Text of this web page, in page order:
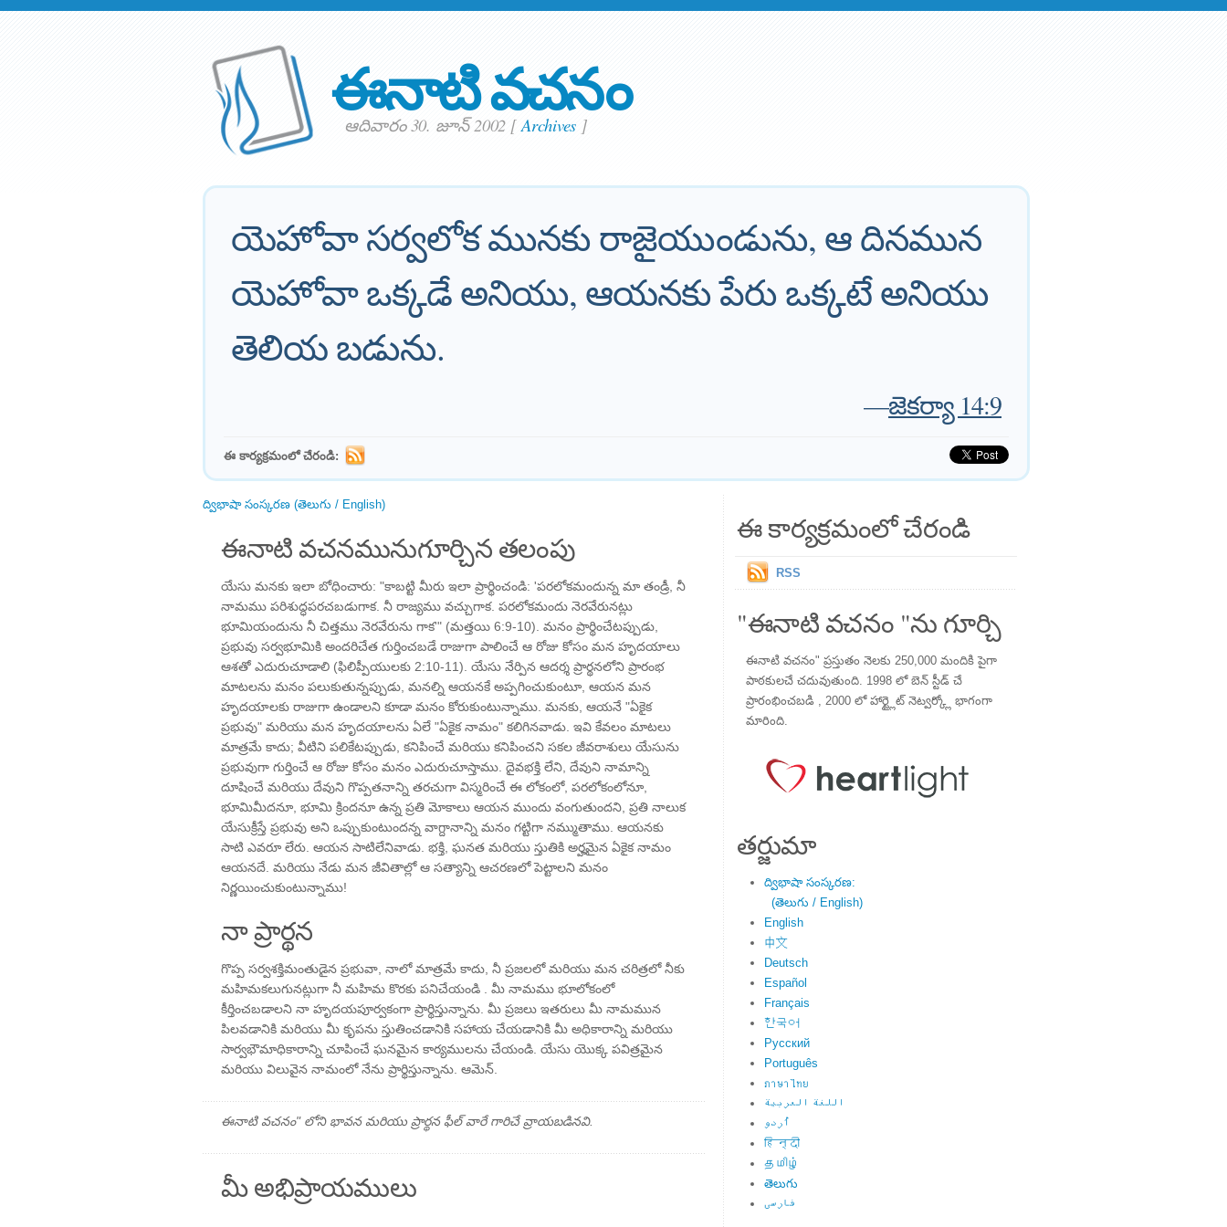
ఈనాటి వచనం
ఆదివారం 30. జూన్ 2002 [Archives ]
యెహోవా సర్వలోక మునకు రాజైయుండును, ఆ దినమున
యెహోవా ఒక్కడే అనియు, ఆయనకు పేరు ఒక్కటే అనియు
తెలియ బడును.
—జెకర్యా 14:9
ఈ కార్యక్రమంలో చేరండి:
ద్విభాషా సంస్కరణ (తెలుగు / English)
ఈనాటి వచనమునుగూర్చిన తలంపు
యేసు మనకు ఇలా బోధించారు: "కాబట్టి మీరు ఇలా ప్రార్థించండి: 'పరలోకమందున్న మా తండ్రీ, నీ
నామము పరిశుద్ధపరచబడుగాక. నీ రాజ్యము వచ్చుగాక. పరలోకమందు నెరవేరునట్లు
భూమియందును నీ చిత్తము నెరవేరును గాక'" (మత్తయి 6:9-10). మనం ప్రార్థించేటప్పుడు,
ప్రభువు సర్వభూమికి అందరిచేత గుర్తించబడే రాజుగా పాలించే ఆ రోజు కోసం మన హృదయాలు
ఆశతో ఎదురుచూడాలి (ఫిలిప్పీయులకు 2:10-11). యేసు నేర్పిన ఆదర్శ ప్రార్థనలోని ప్రారంభ
మాటలను మనం పలుకుతున్నప్పుడు, మనల్ని ఆయనకే అప్పగించుకుంటూ, ఆయన మన
హృదయాలకు రాజుగా ఉండాలని కూడా మనం కోరుకుంటున్నాము. మనకు, ఆయనే "ఏకైక
ప్రభువు" మరియు మన హృదయాలను ఏలే "ఏకైక నామం" కలిగినవాడు. ఇవి కేవలం మాటలు
మాత్రమే కాదు; వీటిని పలికేటప్పుడు, కనిపించే మరియు కనిపించని సకల జీవరాశులు యేసును
ప్రభువుగా గుర్తించే ఆ రోజు కోసం మనం ఎదురుచూస్తాము. దైవభక్తి లేని, దేవుని నామాన్ని
దూషించే మరియు దేవుని గొప్పతనాన్ని తరచుగా విస్మరించే ఈ లోకంలో, పరలోకంలోనూ,
భూమిమీదనూ, భూమి క్రిందనూ ఉన్న ప్రతి మోకాలు ఆయన ముందు వంగుతుందని, ప్రతి నాలుక
యేసుక్రీస్తే ప్రభువు అని ఒప్పుకుంటుందన్న వాగ్దానాన్ని మనం గట్టిగా నమ్ముతాము. ఆయనకు
సాటి ఎవరూ లేరు. ఆయన సాటిలేనివాడు. భక్తి, ఘనత మరియు స్తుతికి అర్హమైన ఏకైక నామం
ఆయనదే. మరియు నేడు మన జీవితాల్లో ఆ సత్యాన్ని ఆచరణలో పెట్టాలని మనం
నిర్ణయించుకుంటున్నాము!
నా ప్రార్థన
గొప్ప సర్వశక్తిమంతుడైన ప్రభువా, నాలో మాత్రమే కాదు, నీ ప్రజలలో మరియు మన చరిత్రలో నీకు
మహిమకలుగునట్లుగా నీ మహిమ కొరకు పనిచేయండి . మీ నామము భూలోకంలో
కీర్తించబడాలని నా హృదయపూర్వకంగా ప్రార్థిస్తున్నాను. మీ ప్రజలు ఇతరులు మీ నామమున
పిలవడానికి మరియు మీ కృపను స్తుతించడానికి సహాయ చేయడానికి మీ అధికారాన్ని మరియు
సార్వభౌమాధికారాన్ని చూపించే ఘనమైన కార్యములను చేయండి. యేసు యొక్క పవిత్రమైన
మరియు విలువైన నామంలో నేను ప్రార్థిస్తున్నాను. ఆమెన్.
ఈనాటి వచనం" లోని భావన మరియు ప్రార్థన ఫీల్ వారే గారిచే వ్రాయబడినవి.
మీ అభిప్రాయములు
ఈ కార్యక్రమంలో చేరండి
RSS
"ఈనాటి వచనం "ను గూర్చి
ఈనాటి వచనం" ప్రస్తుతం నెలకు 250,000 మందికి పైగా
పాఠకులచే చదువుతుంది. 1998 లో బెన్ స్టీడ్ చే
ప్రారంభించబడి , 2000 లో హార్ట్లైట్ నెట్వర్క్లో భాగంగా
మారింది.
తర్జుమా
ద్విభాషా సంస్కరణ:
(తెలుగు / English)
English
中文
Deutsch
Español
Français
한국어
Русский
Português
ภาษาไทย
اللغة العربية
اُردو
हिन्दी
தமிழ்
తెలుగు
فارسی